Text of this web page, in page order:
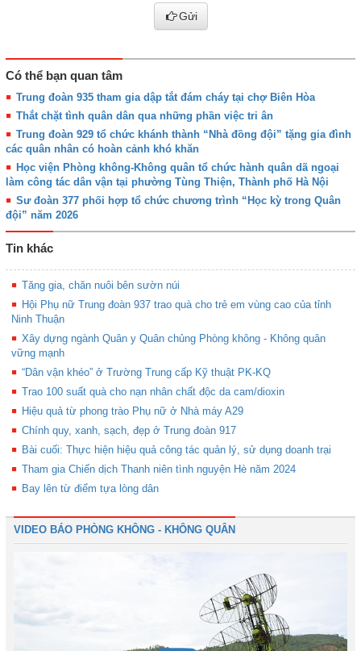
Gửi
Có thể bạn quan tâm
Trung đoàn 935 tham gia dập tắt đám cháy tại chợ Biên Hòa
Thắt chặt tình quân dân qua những phần việc tri ân
Trung đoàn 929 tổ chức khánh thành “Nhà đồng đội” tặng gia đình
các quân nhân có hoàn cảnh khó khăn
Học viện Phòng không-Không quân tổ chức hành quân dã ngoại
làm công tác dân vận tại phường Tùng Thiện, Thành phố Hà Nội
Sư đoàn 377 phối hợp tổ chức chương trình “Học kỳ trong Quân
đội” năm 2026
Tin khác
Tăng gia, chăn nuôi bên sườn núi
Hội Phụ nữ Trung đoàn 937 trao quà cho trẻ em vùng cao của tỉnh
Ninh Thuận
Xây dựng ngành Quân y Quân chủng Phòng không - Không quân
vững mạnh
“Dân vận khéo” ở Trường Trung cấp Kỹ thuật PK-KQ
Trao 100 suất quà cho nạn nhân chất độc da cam/dioxin
Hiệu quả từ phong trào Phụ nữ ở Nhà máy A29
Chính quy, xanh, sạch, đẹp ở Trung đoàn 917
Bài cuối: Thực hiện hiệu quả công tác quản lý, sử dụng doanh trại
Tham gia Chiến dịch Thanh niên tình nguyện Hè năm 2024
Bay lên từ điểm tựa lòng dân
VIDEO BÁO PHÒNG KHÔNG - KHÔNG QUÂN